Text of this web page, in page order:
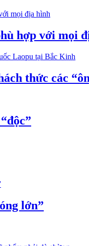
hợp với mọi
thức các
lớn”